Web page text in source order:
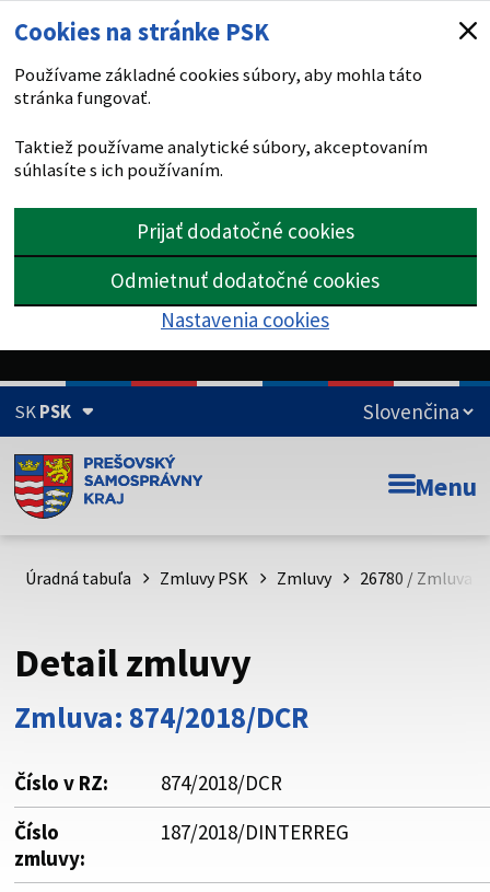
Cookies na stránke PSK
Používame základné cookies súbory, aby mohla táto
stránka fungovať.
Taktiež používame analytické súbory, akceptovaním
súhlasíte s ich používaním.
Prijať dodatočné cookies
Odmietnuť dodatočné cookies
Nastavenia cookies
SKPSK
Doména psk.sk je oficiálna
Toto je oficiálna webová stránka Prešovského
psk.sk.
Buďte pozorní a vždy sa uistite, že zdieľate informácie iba
cez zabezpečenú webovú stránku. Zabezpečená stránka
vždy začína https:// pred názvom domény webového sídla.
Menu
Úradná tabuľa Zmluvy PSK Zmluvy 26780 / Zmluva
Detail zmluvy
Zmluva: 874/2018/DCR
Číslo v RZ:
874/2018/DCR
Číslo
zmluvy:
187/2018/DINTERREG